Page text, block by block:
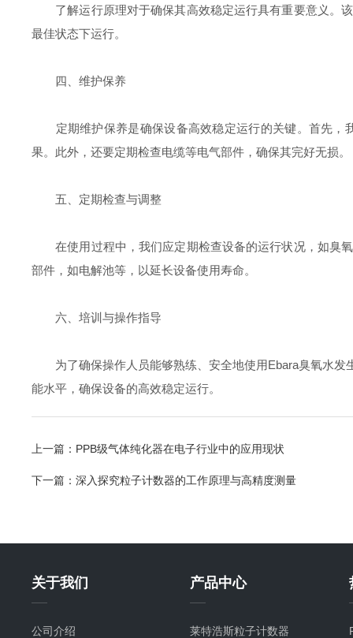
了解运行原理对于确保其高效稳定运行具有重要意义。该
最佳状态下运行。
四、维护保养
定期维护保养是确保设备高效稳定运行的关键。首先，
果。此外，还要定期检查电缆等电气部件，确保其完好无损。
五、定期检查与调整
在使用过程中，我们应定期检查设备的运行状况，如臭氧
部件，如电解池等，以延长设备使用寿命。
六、培训与操作指导
为了确保操作人员能够熟练、安全地使用Ebara臭氧水发
能水平，确保设备的高效稳定运行。
上一篇： PPB级气体纯化器在电子行业中的应用现状
下一篇： 深入探究粒子计数器的工作原理与高精度测量
关于我们
公司介绍
产品中心
莱特浩斯粒子计数器